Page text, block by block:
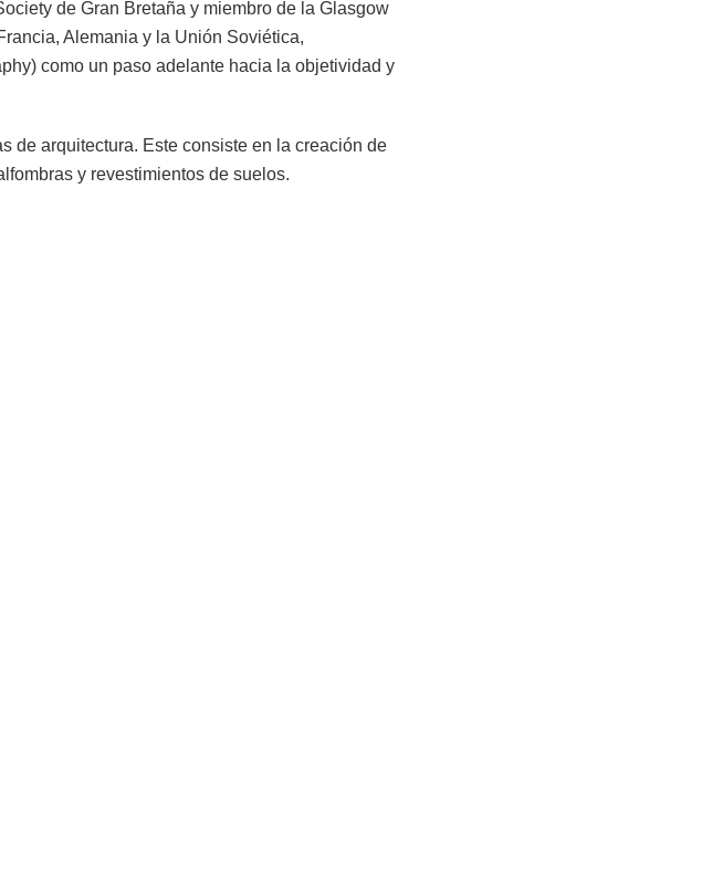
de Gran Bretaña y miembro de la Glasgow
Alemania y la Unión Soviética,
como un paso adelante hacia la objetividad y
de arquitectura. Este consiste en la creación de
y revestimientos de suelos.